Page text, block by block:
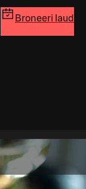
Broneeri laud